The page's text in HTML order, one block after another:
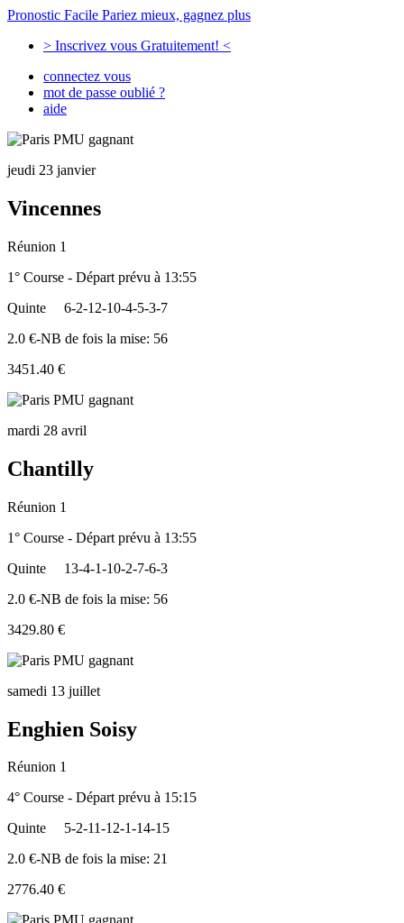
Pronostic Facile Pariez mieux, gagnez plus
> Inscrivez vous Gratuitement! <
connectez vous
mot de passe oublié ?
aide
jeudi 23 janvier
Vincennes
Réunion 1
1° Course - Départ prévu à 13:55
Quinte
6-2-12-10-4-5-3-7
2.0 €-NB de fois la mise: 56
3451.40 €
mardi 28 avril
Chantilly
Réunion 1
1° Course - Départ prévu à 13:55
Quinte
13-4-1-10-2-7-6-3
2.0 €-NB de fois la mise: 56
3429.80 €
samedi 13 juillet
Enghien Soisy
Réunion 1
4° Course - Départ prévu à 15:15
Quinte
5-2-11-12-1-14-15
2.0 €-NB de fois la mise: 21
2776.40 €